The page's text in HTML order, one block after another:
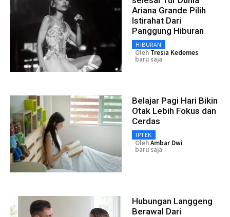
Ariana Grande Pilih
Istirahat Dari
Panggung Hiburan
HIBURAN
Oleh Tresia Kedemes
baru saja
Belajar Pagi Hari Bikin
Otak Lebih Fokus dan
Cerdas
IPTEK
OlehAmbar Dwi
baru saja
Hubungan Langgeng
Berawal Dari